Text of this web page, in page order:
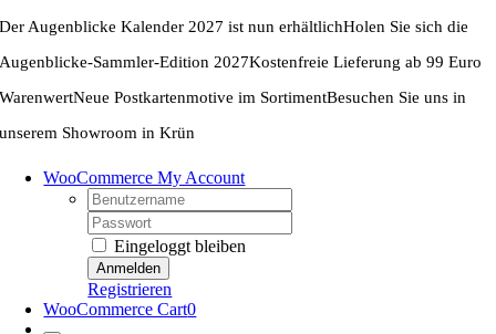
Zum
Inhalt
springen
Der Augenblicke Kalender 2027 ist nun erhältlichHolen Sie sich die
Augenblicke-Sammler-Edition 2027Kostenfreie Lieferung ab 99 Euro
WarenwertNeue Postkartenmotive im SortimentBesuchen Sie uns in
unserem Showroom in Krün
WooCommerce My Account
Username:
Password:
Eingeloggt bleiben
Registrieren
WooCommerce Cart0